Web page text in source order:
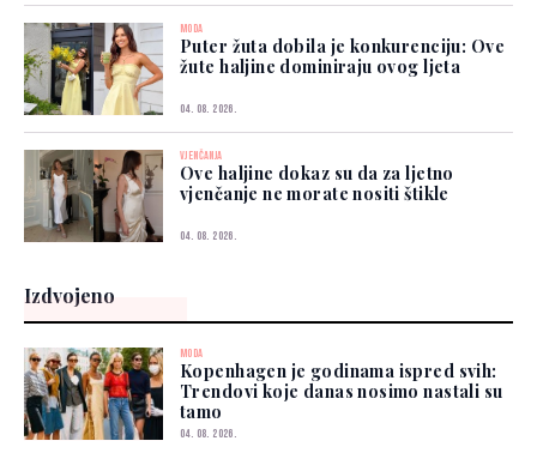
MODA
Puter žuta dobila je konkurenciju: Ove
žute haljine dominiraju ovog ljeta
04. 08. 2026.
VJENČANJA
Ove haljine dokaz su da za ljetno
vjenčanje ne morate nositi štikle
04. 08. 2026.
Izdvojeno
MODA
Kopenhagen je godinama ispred svih:
Trendovi koje danas nosimo nastali su
tamo
04. 08. 2026.